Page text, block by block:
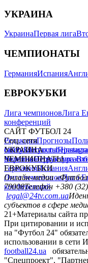
УКРАИНА
УкраинаПервая лига
ЧЕМПИОНАТЫ
ГерманияИспания
ЕВРОКУБКИ
Лига чемпионовЛига
конференций
САЙТ ФУТБОЛ 24
РедакцияПрогнозы
сайтуКонтакты
политикаСтруктура
Соц. сети
facebookxyoutube
УКРАИНА
УкраинаПервая лига
ЧЕМПИОНАТЫ
ГерманияИспания
ЕВРОКУБКИ
Лига чемпионовЛига
конференций
Онлайн-медиа
79008Телефон +380
legal@24tv.com.ua
субъектов в сфере
21+Материалы сайта
При цитировании и
на "Футбол 24"
использовании в сети
football24.ua
"Спецпроект",